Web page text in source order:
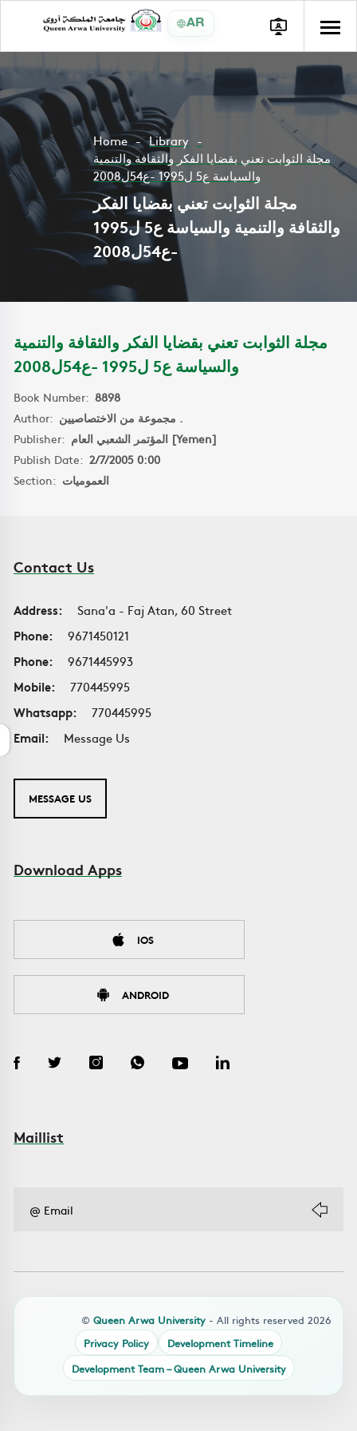
AR
Home
Library
مجلة الثوابت تعني بقضايا الفكر والثقافة والتنمية
والسياسة ع5 ل1995 -ع54ل2008
مجلة الثوابت تعني بقضايا الفكر
والثقافة والتنمية والسياسة ع5 ل1995
-ع54ل2008
مجلة الثوابت تعني بقضايا الفكر والثقافة والتنمية
والسياسة ع5 ل1995 -ع54ل2008
Book Number: 8898
Author:
مجموعة من الاختصاصيين .
Publisher:
المؤتمر الشعبي العام [Yemen]
Publish Date: 2/7/2005 0:00
Section: العموميات
Contact Us
Address:
Sana'a - Faj Atan, 60 Street
Phone:
9671450121
Phone:
9671445993
Mobile:
770445995
Whatsapp:
770445995
Email:
Message Us
MESSAGE US
Download Apps
IOS
ANDROID
Maillist
© Queen Arwa University - All rights reserved 2026
Privacy Policy
Development Timeline
Development Team – Queen Arwa University